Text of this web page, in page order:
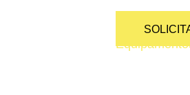
mangueiras.